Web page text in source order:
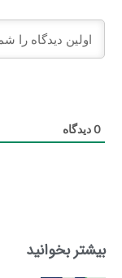
0دیدگاه
بیشتر بخوانید